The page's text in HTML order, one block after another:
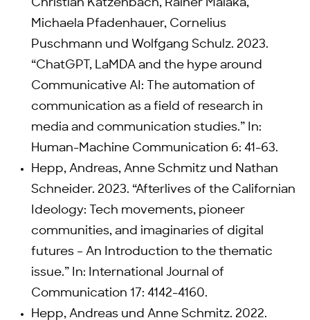
Christian Katzenbach, Rainer Malaka,
Michaela Pfadenhauer, Cornelius
Puschmann und Wolfgang Schulz. 2023.
“ChatGPT, LaMDA and the hype around
Communicative AI: The automation of
communication as a field of research in
media and communication studies.” In:
Human-Machine Communication 6: 41-63.
Hepp, Andreas, Anne Schmitz und Nathan
Schneider. 2023. “Afterlives of the Californian
Ideology: Tech movements, pioneer
communities, and imaginaries of digital
futures – An Introduction to the thematic
issue.” In: International Journal of
Communication 17: 4142-4160.
Hepp, Andreas und Anne Schmitz. 2022.